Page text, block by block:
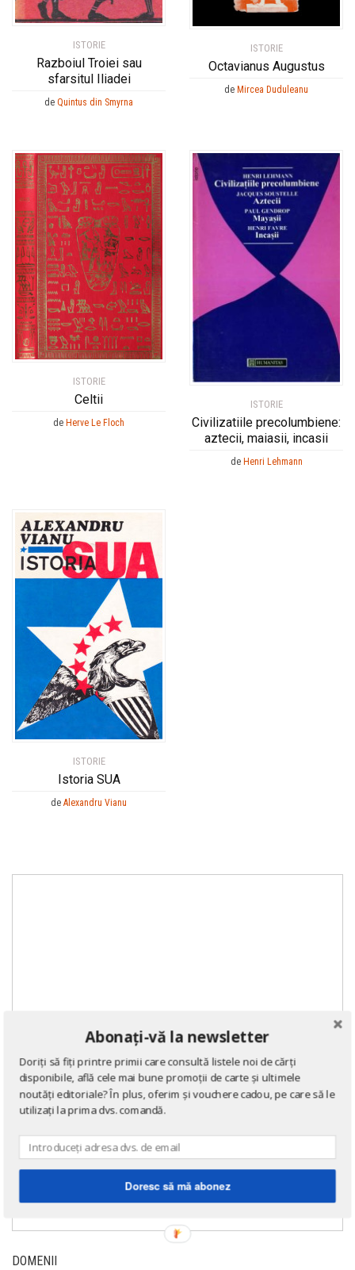
ISTORIE
Razboiul Troiei sau
sfarsitul Iliadei
de Quintus din Smyrna
ISTORIE
Octavianus Augustus
de Mircea Duduleanu
ISTORIE
Celtii
de Herve Le Floch
ISTORIE
Civilizatiile precolumbiene:
aztecii, maiasii, incasii
de Henri Lehmann
ISTORIE
Istoria SUA
de Alexandru Vianu
DOMENII
Abonați-vă la newsletter
Doriți să fiți printre primii care consultă listele noi de cărți
disponibile, află cele mai bune promoții de carte și ultimele
noutăți editoriale? În plus, oferim și vouchere cadou, pe care să le
utilizați la prima dvs. comandă.
Doresc să mă abonez